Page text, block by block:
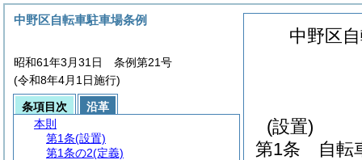
中野区
(設置)
第1条
自転
中野区自転車駐車場条例
昭和61年3月31日 条例第21号
(令和8年4月1日施行)
条項目次
沿革
本則
第1条(設置)
第1条の2(定義)